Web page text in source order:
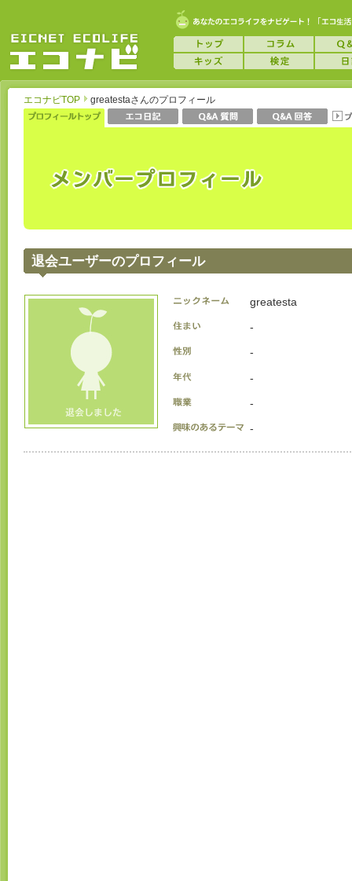
エコナビTOP greatestaさんのプロフィール
退会ユーザーのプロフィール
greatesta
-
-
-
-
-